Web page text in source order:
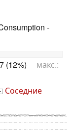
-
(12%) макс.:
Соседние